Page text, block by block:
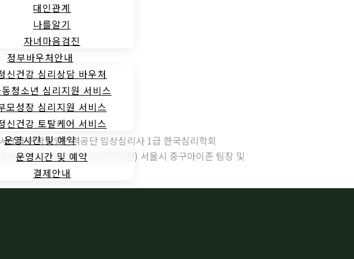
대인관계
나를알기
자녀마음검진
정부바우처안내
신건강 심리상담 바우처
청소년 심리지원 서비스
모성장 심리지원 서비스
신건강 토탈케어 서비스
운영시간 및 예약
운영시간 및 예약
결제안내
1급 한국산업인력공단 임상심리사 1급 한국심리학회
101,201 수료 경력 (전) 서울시 중구아이존 팀장 및